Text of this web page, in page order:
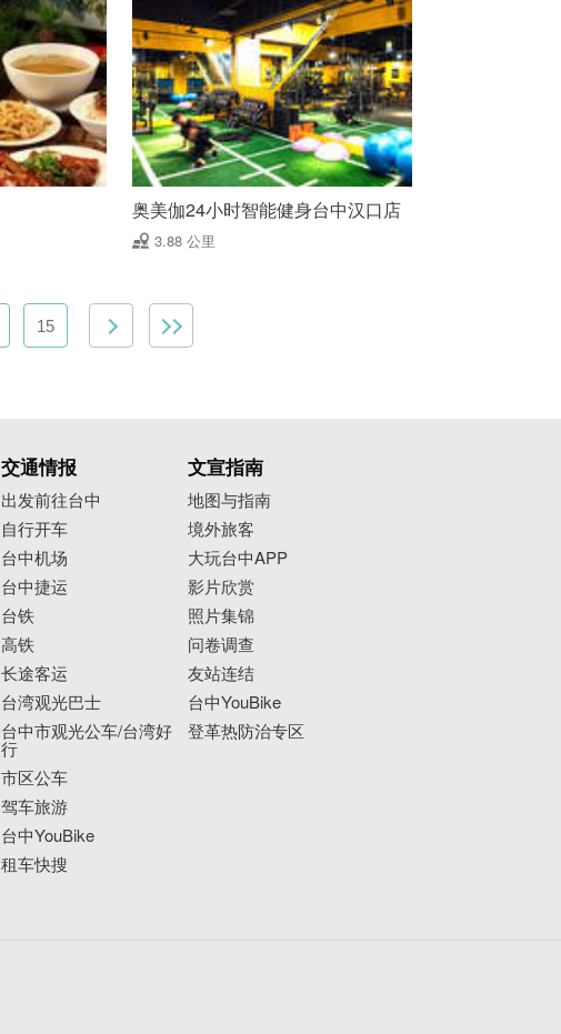
奥美伽24小时智能健身台中汉口店
3.88 公里
15
交通情报
出发前往台中
自行开车
台中机场
台中捷运
台铁
高铁
长途客运
台湾观光巴士
台中市观光公车/台湾好
行
市区公车
驾车旅游
台中YouBike
租车快搜
文宣指南
地图与指南
境外旅客
大玩台中APP
影片欣赏
照片集锦
问卷调查
友站连结
台中YouBike
登革热防治专区